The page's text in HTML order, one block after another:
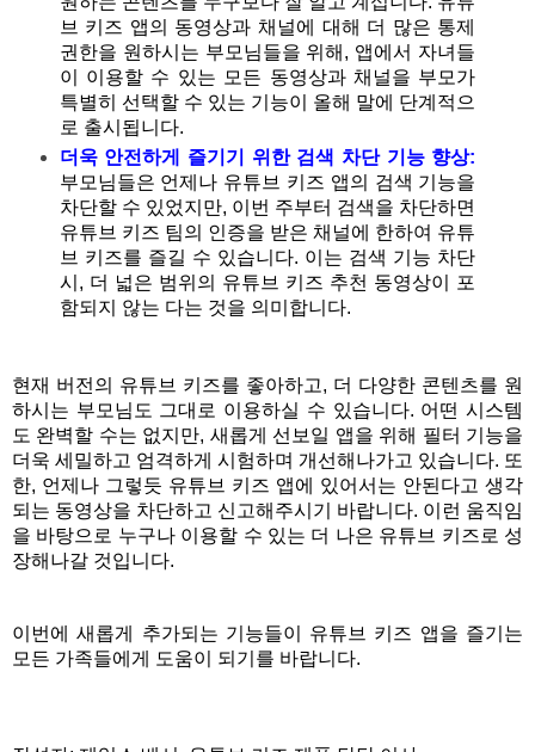
브 키즈 앱의 동영상과 채널에 대해 더 많은 통제
권한을 원하시는 부모님들을 위해, 앱에서 자녀들
이 이용할 수 있는 모든 동영상과 채널을 부모가
특별히 선택할 수 있는 기능이 올해 말에 단계적으
로 출시됩니다.
더욱 안전하게 즐기기 위한 검색 차단 기능 향상:
부모님들은 언제나 유튜브 키즈 앱의 검색 기능을
차단할 수 있었지만, 이번 주부터 검색을 차단하면
유튜브 키즈 팀의 인증을 받은 채널에 한하여 유튜
브 키즈를 즐길 수 있습니다. 이는 검색 기능 차단
시, 더 넓은 범위의 유튜브 키즈 추천 동영상이 포
함되지 않는 다는 것을 의미합니다.
현재 버전의 유튜브 키즈를 좋아하고, 더 다양한 콘텐츠를 원
하시는 부모님도 그대로 이용하실 수 있습니다. 어떤 시스템
도 완벽할 수는 없지만, 새롭게 선보일 앱을 위해 필터 기능을
더욱 세밀하고 엄격하게 시험하며 개선해나가고 있습니다. 또
한, 언제나 그렇듯 유튜브 키즈 앱에 있어서는 안된다고 생각
되는 동영상을 차단하고 신고해주시기 바랍니다. 이런 움직임
을 바탕으로 누구나 이용할 수 있는 더 나은 유튜브 키즈로 성
장해나갈 것입니다.
이번에 새롭게 추가되는 기능들이 유튜브 키즈 앱을 즐기는
모든 가족들에게 도움이 되기를 바랍니다.